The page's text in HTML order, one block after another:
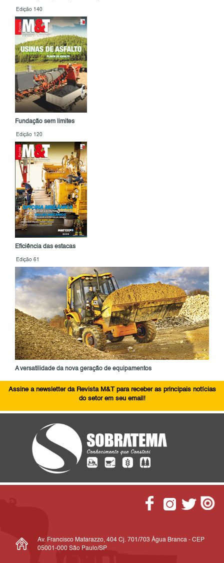
Edição 140
Fundação sem limites
Edição 120
Eficiência das estacas
Edição 61
A versatilidade da nova geração de equipamentos
Assine a newsletter da Revista M&T para receber as principais notícias
do setor em seu email!
Av. Francisco Matarazzo, 404 Cj. 701/703 Água Branca - CEP
05001-000 São Paulo/SP